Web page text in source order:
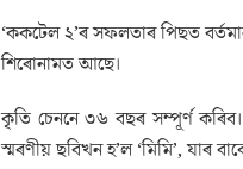
‘ককটেল ২’ৰ সফলতাৰ পিছত
শিৰোনামত আছে।
কৃতি চেননে ৩৬ বছৰ সম্পূৰ্ণ
স্মৰণীয় ছবিখন হ’ল ‘মিমি’, যাৰ